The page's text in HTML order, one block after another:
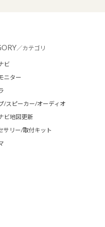
／カテゴリ
ビ
ニター
/スピーカー/オーディオ
ビ地図更新
サリー/取付キット